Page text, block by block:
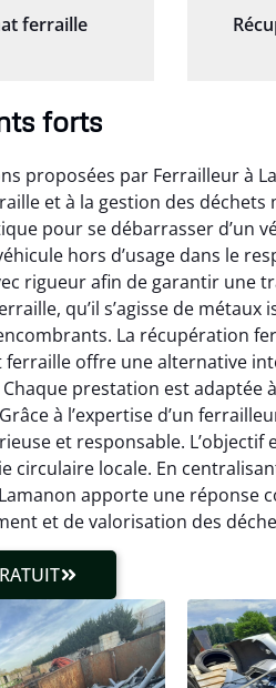
ferraille
forts
proposées par Ferrailleur à
et à la gestion des
pour se débarrasser d’un
hors d’usage dans le
rigueur afin de garantir une
qu’il s’agisse de métaux
La récupération
ferraille offre une alternative
prestation est adaptée
à l’expertise d’un
et responsable.
circulaire locale. En
apporte une réponse
et de valorisation des